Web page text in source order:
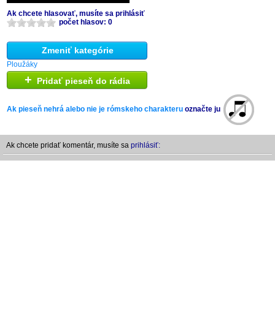
Ak chcete hlasovať, musíte sa prihlásiť
počet hlasov: 0
Zmeniť kategórie
Ploužáky
+ Pridať pieseň do rádia
Ak pieseň nehrá alebo nie je rómskeho charakteru označte ju
Ak chcete pridať komentár, musíte sa prihlásiť: